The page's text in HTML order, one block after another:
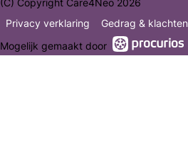
(C) Copyright Care4Neo 2026
Privacy verklaring
Gedrag & klachten
Mogelijk gemaakt door